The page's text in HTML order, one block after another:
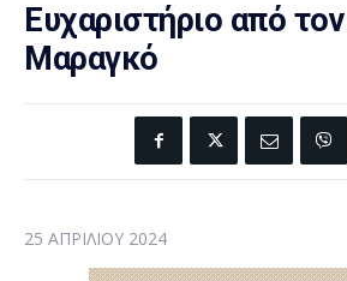
Ευχαριστήριο από
Μαραγκό
25 ΑΠΡΙΛΊΟΥ 2024